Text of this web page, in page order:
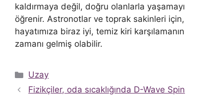
kaldırmaya değil, doğru olanlarla yaşamayı
öğrenir. Astronotlar ve toprak sakinleri için,
hayatımıza biraz iyi, temiz kiri karşılamanın
zamanı gelmiş olabilir.
Kategoriler
Uzay
Fizikçiler, oda sıcaklığında D-Wave Spin